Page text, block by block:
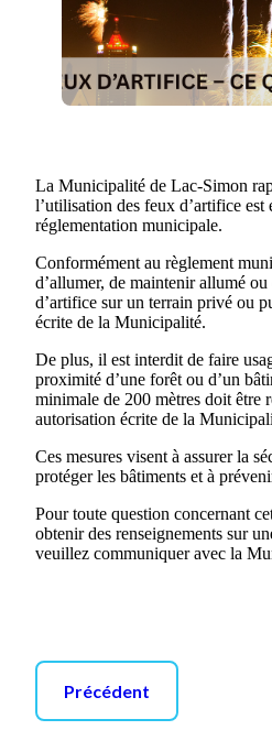
La Municipalité de Lac-Simon
l’utilisation des feux d’artifice est
réglementation municipale.
Conformément au règlement
d’allumer, de maintenir allumé
d’artifice sur un terrain privé ou
écrite de la Municipalité.
De plus, il est interdit de faire
proximité d’une forêt ou d’un
minimale de 200 mètres doit être
autorisation écrite de la
Ces mesures visent à assurer la
protéger les bâtiments et à
Pour toute question concernant
obtenir des renseignements sur
veuillez communiquer avec la
Précédent